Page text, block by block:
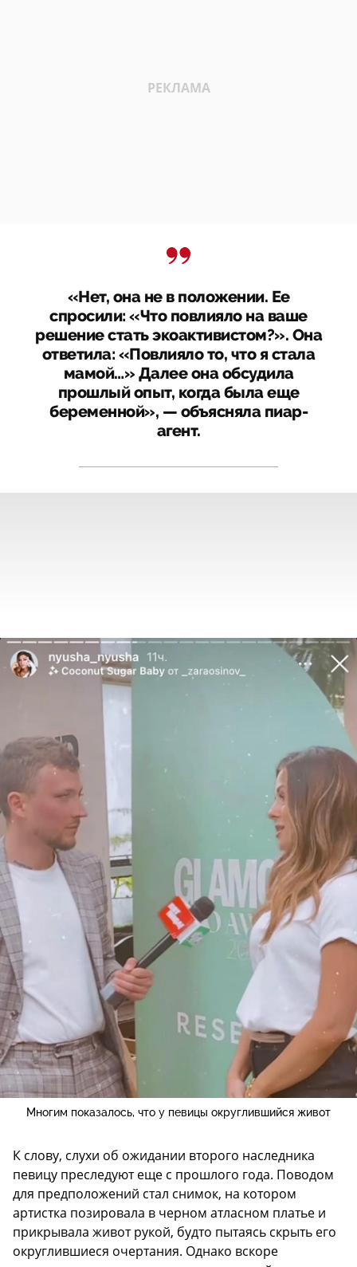
«Нет, она не в положении. Ее
спросили: «Что повлияло на ваше
решение стать экоактивистом?». Она
ответила: «Повлияло то, что я стала
мамой…» Далее она обсудила
прошлый опыт, когда была еще
беременной», — объясняла пиар-
агент.
Многим показалось, что у певицы округлившийся живот
К слову, слухи об ожидании второго наследника
певицу преследуют еще с прошлого года. Поводом
для предположений стал снимок, на котором
артистка позировала в черном атласном платье и
прикрывала живот рукой, будто пытаясь скрыть его
округлившиеся очертания. Однако вскоре